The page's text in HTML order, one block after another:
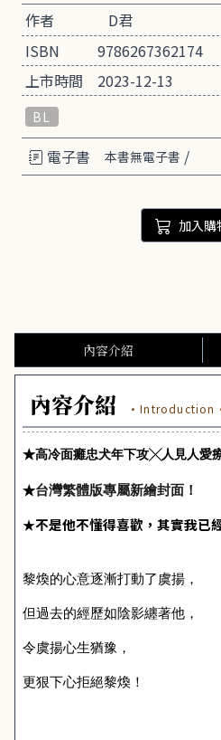
作者
D君
ISBN
9786267362174
上市時間
2023-12-13
BL
電子書 本書無電子書 /
加入購
內容介紹
內容介紹
★高冷面癱忠犬年下攻╳人見人愛
★台灣繁體版專屬新繪封面！
★不是他不懂得喜歡，其實我已
黎煥的心意逐漸打動了虞揚，
但過去的經歷如陰影纏著他，
令虞揚心生猶豫，
更狠下心拒絕黎煥！